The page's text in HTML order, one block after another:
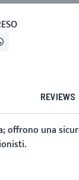
REVIEWS
offrono una